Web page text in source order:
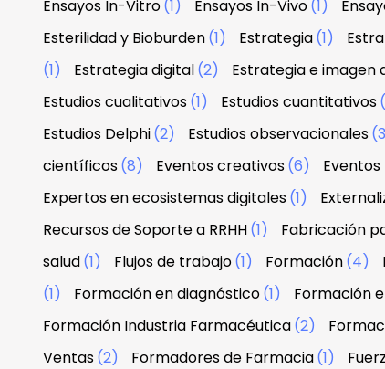
Ensayos In-Vitro(1) Ensayos In-Vivo(1)
Esterilidad y Bioburden(1) Estrategia(1)
(1)
Estrategia digital(2) Estrategia e imagen
Estudios cualitativos(1) Estudios cuantitativos
Estudios Delphi(2) Estudios observacionales
científicos(8) Eventos creativos(6)
Expertos en ecosistemas digitales(1)
Recursos de Soporte a RRHH(1) Fabricación
salud(1) Flujos de trabajo(1) Formación(4)
(1)
Formación en diagnóstico(1) Formación
Formación Industria Farmacéutica(2)
Ventas(2) Formadores de Farmacia(1)